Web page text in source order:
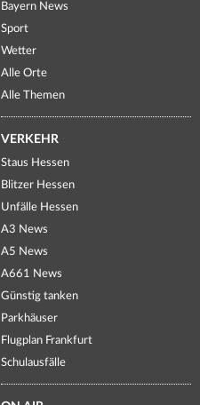
Bayern News
Sport
Wetter
Alle Orte
Alle Themen
VERKEHR
Staus Hessen
Blitzer Hessen
Unfälle Hessen
A3 News
A5 News
A661 News
Günstig tanken
Parkhäuser
Flugplan Frankfurt
Schulausfälle